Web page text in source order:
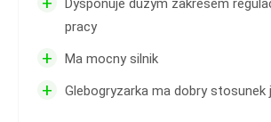
Dysponuje dużym zakresem
pracy
+ Ma mocny silnik
+ Glebogryzarka ma dobry stosunek